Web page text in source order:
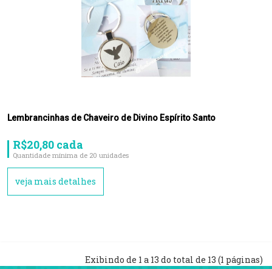
Lembrancinhas de Chaveiro de Divino Espírito Santo
R$20,80 cada
Quantidade mínima de 20 unidades
veja mais detalhes
Exibindo de 1 a 13 do total de 13 (1 páginas)